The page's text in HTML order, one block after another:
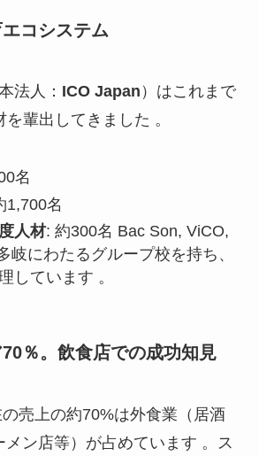
コシステム
法人： ICO Japan ）はこれまで
輩出してきました 。
名
1,700名
人材: 約300名 Bac Son, ViCO,
岐にわたるグループ校を持ち、
しています 。
％。飲食店での成功知見
売上の約70%は外食業（居酒
メン店等）が占めています 。ス